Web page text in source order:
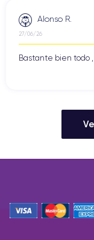
Alonso R.
27/06/26
Bastante bien todo ,